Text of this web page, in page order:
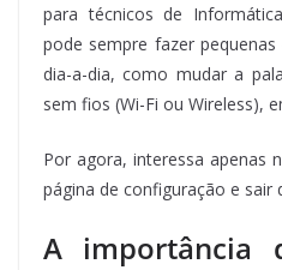
para técnicos de
pode sempre fazer
dia-a-dia, como mudar a
sem fios (Wi-Fi ou Wireless),
Por agora, interessa apenas
página de configuração e sair
A importância